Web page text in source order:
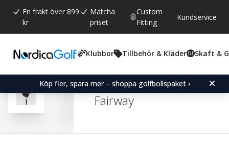
Fri frakt över 899
kr
Matcha
priset
Custom
Fitting
Kundservice
Klubbor Tillbehör & Kläder Skaft &
Köp fler, spara mer – shoppa golfbollspaket ›
Snittbetyg:
4.8 (röster:
35)
Adapter Sleeve for
Fairway